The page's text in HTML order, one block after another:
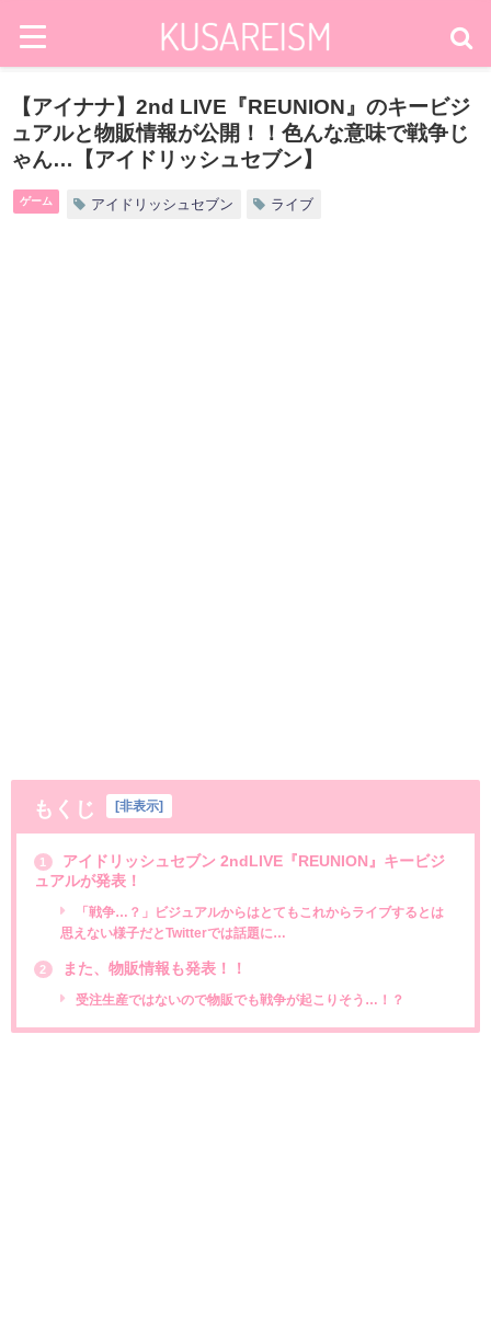
【アイナナ】2nd LIVE『REUNION』のキービジ
ュアルと物販情報が公開！！色んな意味で戦争じ
ゃん…【アイドリッシュセブン】
ゲーム アイドリッシュセブン ライブ
もくじ 非表示
1
アイドリッシュセブン 2ndLIVE『REUNION』キービジ
ュアルが発表！
「戦争…？」ビジュアルからはとてもこれからライブするとは
思えない様子だとTwitterでは話題に…
2 また、物販情報も発表！！
受注生産ではないので物販でも戦争が起こりそう…！？